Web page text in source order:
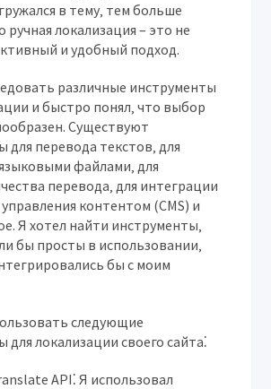
в тему‚ тем больше
ручная локализация – это не
и удобный подход.
различные инструменты
и быстро понял‚ что выбор
Существуют
для перевода текстов‚ для
файлами‚ для
перевода‚ для интеграции
контентом (CMS) и
Я хотел найти инструменты‚
бы просты в использовании‚
бы с моим
следующие
для локализации своего сайта⁚
API⁚ Я использовал